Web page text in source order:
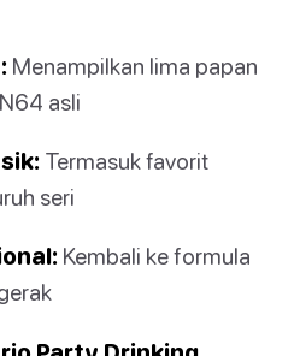
Menampilkan lima papan
asli
Termasuk favorit
seri
Kembali ke formula